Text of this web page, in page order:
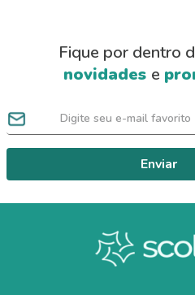
Fique por dentro
novidades e
Enviar